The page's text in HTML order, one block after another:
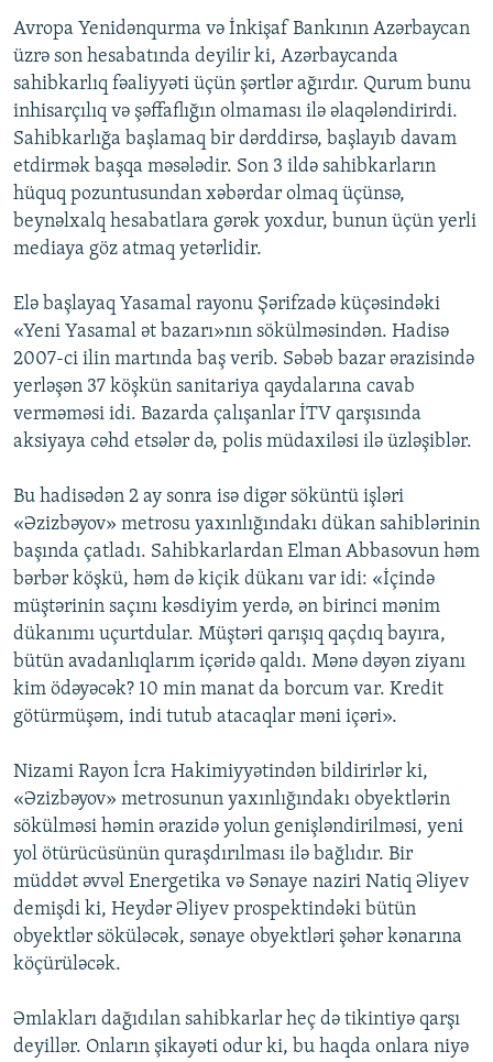
Avropa Yenidənqurma və İnkişaf Bankının Azərbaycan
üzrə son hesabatında deyilir ki, Azərbaycanda
sahibkarlıq fəaliyyəti üçün şərtlər ağırdır. Qurum bunu
inhisarçılıq və şəffaflığın olmaması ilə əlaqələndirirdi.
Sahibkarlığa başlamaq bir dərddirsə, başlayıb davam
etdirmək başqa məsələdir. Son 3 ildə sahibkarların
hüquq pozuntusundan xəbərdar olmaq üçünsə,
beynəlxalq hesabatlara gərək yoxdur, bunun üçün yerli
mediaya göz atmaq yetərlidir.
Elə başlayaq Yasamal rayonu Şərifzadə küçəsindəki
«Yeni Yasamal ət bazarı»nın sökülməsindən. Hadisə
2007-ci ilin martında baş verib. Səbəb bazar ərazisində
yerləşən 37 köşkün sanitariya qaydalarına cavab
verməməsi idi. Bazarda çalışanlar İTV qarşısında
aksiyaya cəhd etsələr də, polis müdaxiləsi ilə üzləşiblər.
Bu hadisədən 2 ay sonra isə digər söküntü işləri
«Əzizbəyov» metrosu yaxınlığındakı dükan sahiblərinin
başında çatladı. Sahibkarlardan Elman Abbasovun həm
bərbər köşkü, həm də kiçik dükanı var idi: «İçində
müştərinin saçını kəsdiyim yerdə, ən birinci mənim
dükanımı uçurtdular. Müştəri qarışıq qaçdıq bayıra,
bütün avadanlıqlarım içəridə qaldı. Mənə dəyən ziyanı
kim ödəyəcək? 10 min manat da borcum var. Kredit
götürmüşəm, indi tutub atacaqlar məni içəri».
Nizami Rayon İcra Hakimiyyətindən bildirirlər ki,
«Əzizbəyov» metrosunun yaxınlığındakı obyektlərin
sökülməsi həmin ərazidə yolun genişləndirilməsi, yeni
yol ötürücüsünün quraşdırılması ilə bağlıdır. Bir
müddət əvvəl Energetika və Sənaye naziri Natiq Əliyev
demişdi ki, Heydər Əliyev prospektindəki bütün
obyektlər söküləcək, sənaye obyektləri şəhər kənarına
köçürüləcək.
Əmlakları dağıdılan sahibkarlar heç də tikintiyə qarşı
deyillər. Onların şikayəti odur ki, bu haqda onlara niyə